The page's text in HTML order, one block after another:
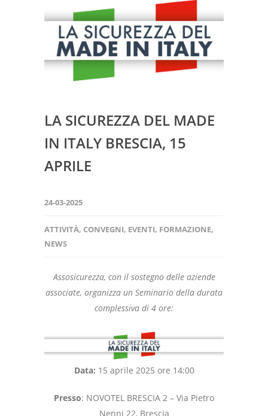
LA SICUREZZA DEL MADE
IN ITALY BRESCIA, 15
APRILE
24-03-2025
ATTIVITÀ, CONVEGNI, EVENTI, FORMAZIONE,
NEWS
Assosicurezza, con il sostegno delle aziende
associate, organizza un Seminario della durata
complessiva di 4 ore:
Data: 15 aprile 2025 ore 14:00
Presso: NOVOTEL BRESCIA 2 – Via Pietro
Nenni 22, Brescia